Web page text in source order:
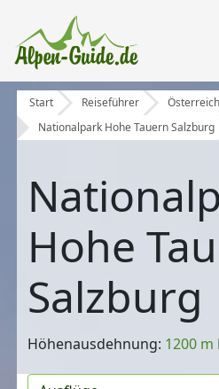
Start Reiseführer Österreich
Nationalpark Hohe Tauern Salzburg
Hohe
Salzburg
Höhenausdehnung: 1200 m